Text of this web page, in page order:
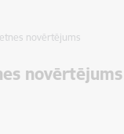
novērtējums
novērtējums